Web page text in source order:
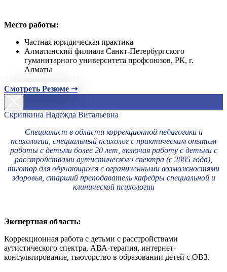
Место работы:
Частная юридическая практика
Алматинский филиала Санкт-Петербургского
гуманитарного университета профсоюзов, РК, г.
Алматы
Смотреть Резюме ➝
Скрипкина Надежда Витальевна
Специалист в области коррекционной педагогики и
психологии, специальный психолог с практическим опытом
работы с детьми более 20 лет, включая работу с детьми с
расстройствами аутистического спектра (с 2005 года),
тьютор для обучающихся с ограниченными возможностями
здоровья, старший преподаватель кафедры специальной и
клинической психологии
Экспертная область:
Коррекционная работа с детьми с расстройствами
аутистического спектра, АВА-терапия, интернет-
консультирование, тьюторство в образовании детей с ОВЗ.